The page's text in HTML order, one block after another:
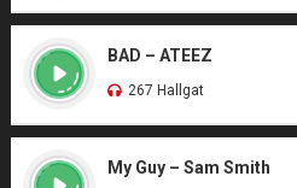
BAD – ATEEZ
267 Hallgat
My Guy – Sam Smith